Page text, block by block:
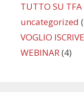
TUTTO SU
uncategorized
VOGLIO
WEBINAR(4)